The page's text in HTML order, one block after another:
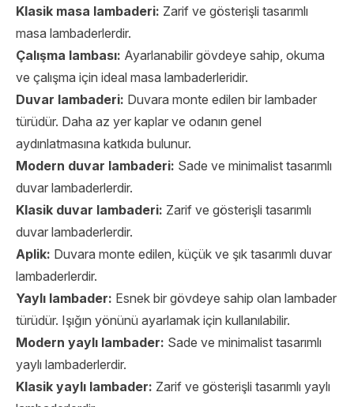
Klasik masa lambaderi: Zarif ve gösterişli tasarımlı
masa lambaderlerdir.
Çalışma lambası: Ayarlanabilir gövdeye sahip, okuma
ve çalışma için ideal masa lambaderleridir.
Duvar lambaderi: Duvara monte edilen bir lambader
türüdür. Daha az yer kaplar ve odanın genel
aydınlatmasına katkıda bulunur.
Modern duvar lambaderi: Sade ve minimalist tasarımlı
duvar lambaderlerdir.
Klasik duvar lambaderi: Zarif ve gösterişli tasarımlı
duvar lambaderlerdir.
Aplik: Duvara monte edilen, küçük ve şık tasarımlı duvar
lambaderlerdir.
Yaylı lambader: Esnek bir gövdeye sahip olan lambader
türüdür. Işığın yönünü ayarlamak için kullanılabilir.
Modern yaylı lambader: Sade ve minimalist tasarımlı
yaylı lambaderlerdir.
Klasik yaylı lambader: Zarif ve gösterişli tasarımlı yaylı